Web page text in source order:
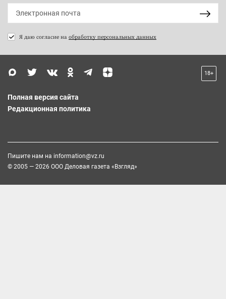
Я даю согласие на обработку персональных данных
18+
Полная версия сайта
Редакционная политика
Пишите нам на information@vz.ru
© 2005 — 2026 ООО Деловая газета «Взгляд»